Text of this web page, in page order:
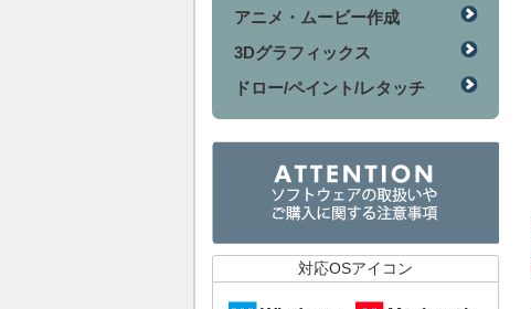
アニメ・ムービー作成
3Dグラフィックス
ドロー/ペイント/レタッチ
対応OSアイコン